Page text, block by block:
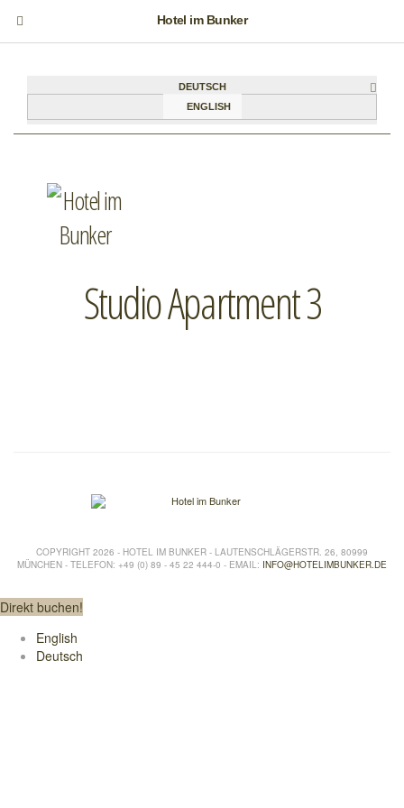
Hotel im Bunker
DEUTSCH
ENGLISH
Studio Apartment 3
COPYRIGHT 2026 - HOTEL IM BUNKER - LAUTENSCHLÄGERSTR. 26, 80999
MÜNCHEN - TELEFON: +49 (0) 89 - 45 22 444-0 - EMAIL: INFO@HOTELIMBUNKER.DE
Direkt buchen!
English
Deutsch